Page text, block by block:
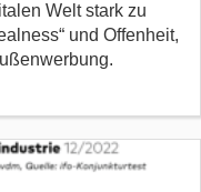
Welt stark zu
und Offenheit,